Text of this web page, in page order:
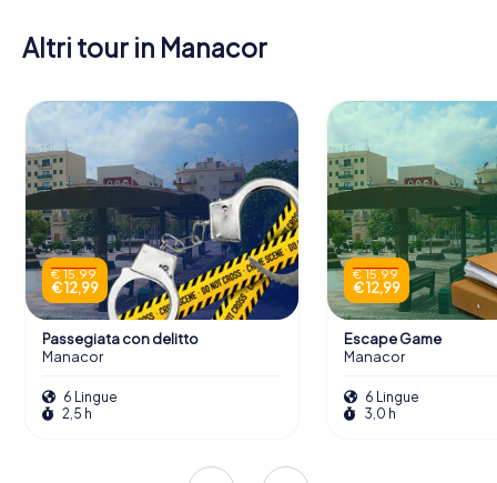
Altri tour in Manacor
€ 15,99
€ 12,99
Passegiata con delitto
Manacor
6 Lingue
2,5 h
€ 15,99
€ 12,99
Escape Game
Manacor
6 Lingue
3,0 h